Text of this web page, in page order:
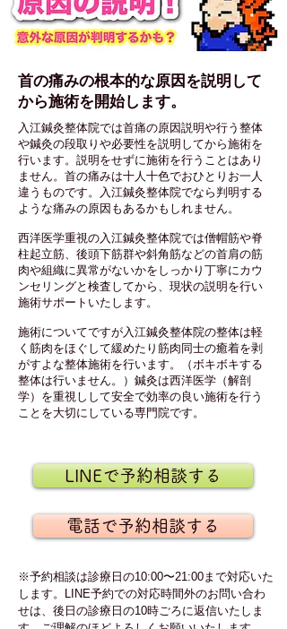
首の痛みの根本的な原因を説明して
から施術を開始します。
入江鍼灸整体院では首痛の原因説明や行う整体
や鍼灸の段取りや必要性を説明してから施術を
行います。説明をせずに施術を行うことはあり
ません。首の痛みは十人十色でおひとりお一人
違うものです。入江鍼灸整体院でなら判明する
ような痛みの原因もあるかもしれません。
西洋医学重視の入江鍼灸整体院では僧帽筋や脊
柱起立筋、後頭下筋群や斜角筋などの首肩の筋
肉や組織に異常がないかをしっかり丁寧にカウ
ンセリングと検査してから、現状の説明を行い
施術サポートいたします。
施術についてですが入江鍼灸整体院の整体は軽
く筋肉をほぐして緩めたり筋肉同士の癒着を剥
がすよな整体施術を行います。（ボキボキする
整体は行いません。）鍼灸は西洋医学（解剖
学）を重視しして安全で効率の良い施術を行う
ことを大切にしている専門院です。
LINEで予約相談する
電話で予約相談する
※予約相談は診療日の10:00〜21:00まで対応いた
します。LINE予約での対応時間外のお問い合わ
せは、後日の診療日の10時ごろに返信いたしま